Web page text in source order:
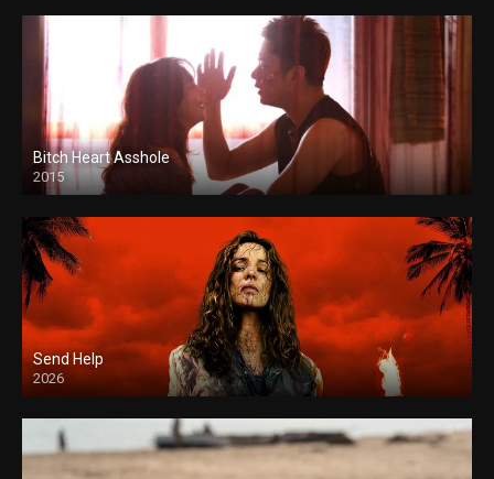
Bitch Heart Asshole
2015
Send Help
2026